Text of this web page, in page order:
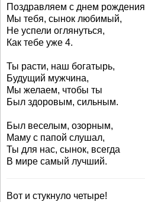
Поздравляем с днем рождения
Мы тебя, сынок любимый,
Не успели оглянуться,
Как тебе уже 4.
Ты расти, наш богатырь,
Будущий мужчина,
Мы желаем, чтобы ты
Был здоровым, сильным.
Был веселым, озорным,
Маму с папой слушал,
Ты для нас, сынок, всегда
В мире самый лучший.
Вот и стукнуло четыре!